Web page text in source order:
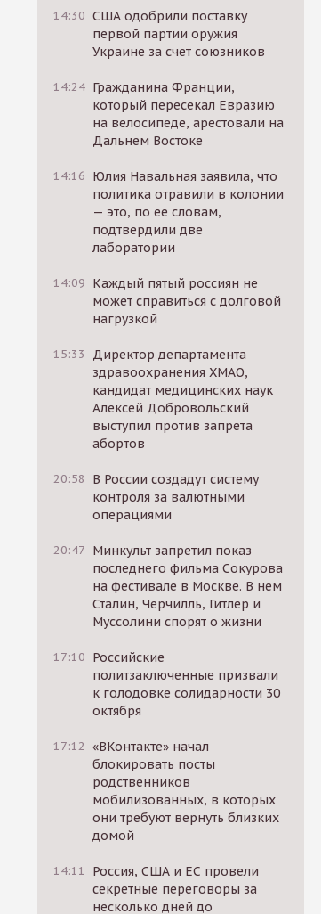
14:30 США одобрили поставку
первой партии оружия
Украине за счет союзников
14:24 Гражданина Франции,
который пересекал Евразию
на велосипеде, арестовали на
Дальнем Востоке
14:16 Юлия Навальная заявила, что
политика отравили в колонии
— это, по ее словам,
подтвердили две
лаборатории
14:09 Каждый пятый россиян не
может справиться с долговой
нагрузкой
15:33
Директор департамента
здравоохранения ХМАО,
кандидат медицинских наук
Алексей Добровольский
выступил против запрета
абортов
20:58
В России создадут систему
контроля за валютными
операциями
20:47 Минкульт запретил показ
последнего фильма Сокурова
на фестивале в Москве. В нем
Сталин, Черчилль, Гитлер и
Муссолини спорят о жизни
17:10 Российские
политзаключенные призвали
к голодовке солидарности 30
октября
17:12 «ВКонтакте» начал
блокировать посты
родственников
мобилизованных, в которых
они требуют вернуть близких
домой
14:11
Россия, США и ЕС провели
секретные переговоры за
несколько дней до